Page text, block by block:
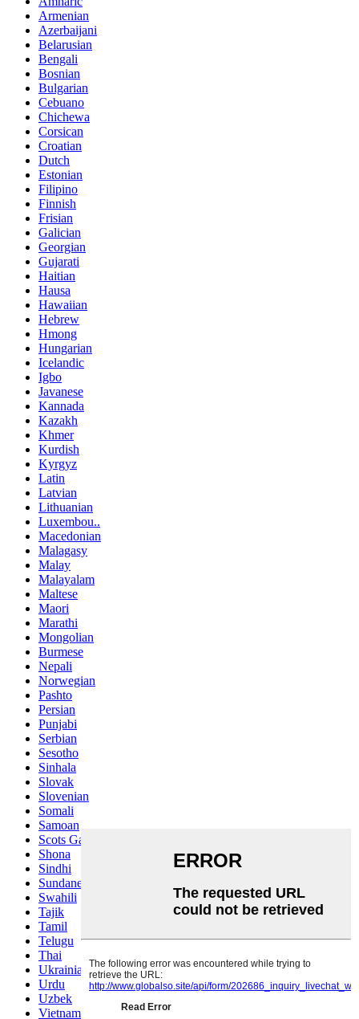
Armenian
Azerbaijani
Belarusian
Bengali
Bosnian
Bulgarian
Cebuano
Chichewa
Corsican
Croatian
Dutch
Estonian
Filipino
Finnish
Frisian
Galician
Georgian
Gujarati
Haitian
Hausa
Hawaiian
Hebrew
Hmong
Hungarian
Icelandic
Igbo
Javanese
Kannada
Kazakh
Khmer
Kurdish
Kyrgyz
Latin
Latvian
Lithuanian
Luxembou..
Macedonian
Malagasy
Malay
Malayalam
Maltese
Maori
Marathi
Mongolian
Burmese
Nepali
Norwegian
Pashto
Persian
Punjabi
Serbian
Sesotho
Sinhala
Slovak
Slovenian
Somali
Samoan
Scots Gaelic
Shona
Sindhi
Sundanese
Swahili
Tajik
Tamil
Telugu
Thai
Ukrainian
Urdu
Uzbek
Vietnamese